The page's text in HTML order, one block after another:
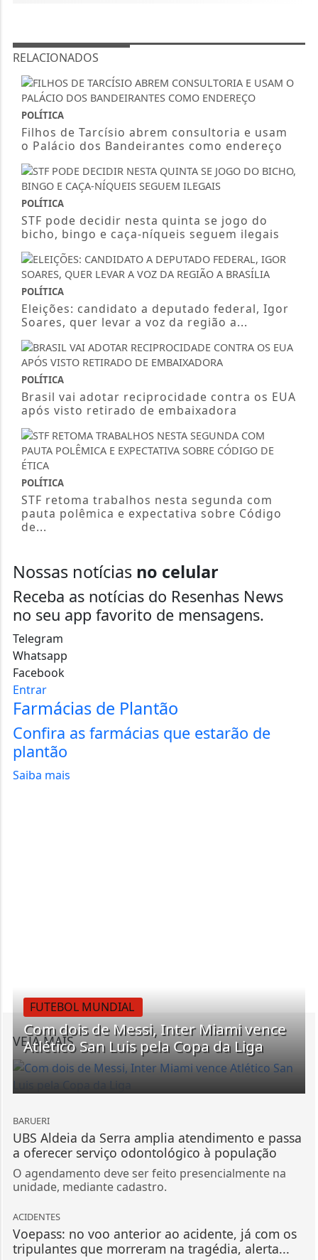
RELACIONADOS
POLÍTICA
Filhos de Tarcísio abrem consultoria e usam
o Palácio dos Bandeirantes como endereço
POLÍTICA
STF pode decidir nesta quinta se jogo do
bicho, bingo e caça-níqueis seguem ilegais
POLÍTICA
Eleições: candidato a deputado federal, Igor
Soares, quer levar a voz da região a...
POLÍTICA
Brasil vai adotar reciprocidade contra os EUA
após visto retirado de embaixadora
POLÍTICA
STF retoma trabalhos nesta segunda com
pauta polêmica e expectativa sobre Código
de...
Nossas notícias no celular
Receba as notícias do Resenhas News
no seu app favorito de mensagens.
Telegram
Whatsapp
Facebook
Entrar
Farmácias de Plantão
Confira as farmácias que estarão de
plantão
Saiba mais
VEJA MAIS
FUTEBOL MUNDIAL
Com dois de Messi, Inter Miami vence
Atlético San Luis pela Copa da Liga
BARUERI
UBS Aldeia da Serra amplia atendimento e passa
a oferecer serviço odontológico à população
O agendamento deve ser feito presencialmente na
unidade, mediante cadastro.
ACIDENTES
Voepass: no voo anterior ao acidente, já com os
tripulantes que morreram na tragédia, alerta...